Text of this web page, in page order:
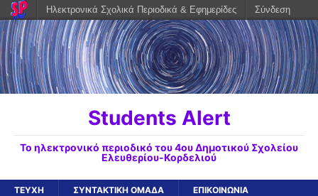
Students Alert
To ηλεκτρονικό περιοδικό του 4ου Δημοτικού Σχολείου
Ελευθερίου-Κορδελιού
ΤΕΥΧΗ ΣΥΝΤΑΚΤΙΚΗ ΟΜΑΔΑ ΕΠΙΚΟΙΝΩΝΙΑ
Ηλεκτρονικά Σχολικά Περιοδικά & Εφημερίδες Σύνδεση